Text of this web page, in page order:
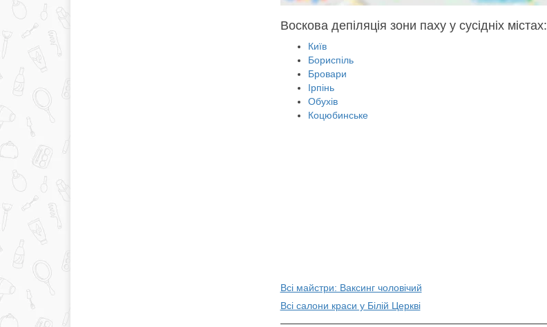
Воскова депіляція зони паху у сусідніх містах:
Київ
Бориспіль
Бровари
Ірпінь
Обухів
Коцюбинське
Всі майстри: Ваксинг чоловічий
Всі салони краси у Білій Церкві